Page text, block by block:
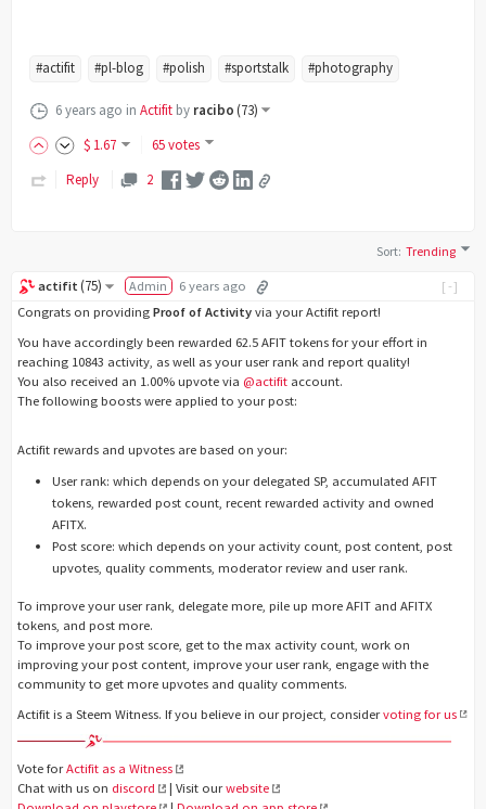
#actifit #pl-blog #polish #sportstalk #photography
6 years ago in Actifit by racibo(73)
$ 1.67
65 votes
Reply
2
Sort:Trending
[-]
actifit (75) Admin
6 years ago
Congrats on providing Proof of Activity via your Actifit report!
You have accordingly been rewarded 62.5 AFIT tokens for your effort in
reaching 10843 activity, as well as your user rank and report quality!
You also received an 1.00% upvote via @actifit account.
The following boosts were applied to your post:
Actifit rewards and upvotes are based on your:
User rank: which depends on your delegated SP, accumulated AFIT
tokens, rewarded post count, recent rewarded activity and owned
AFITX.
Post score: which depends on your activity count, post content, post
upvotes, quality comments, moderator review and user rank.
To improve your user rank, delegate more, pile up more AFIT and AFITX
tokens, and post more.
To improve your post score, get to the max activity count, work on
improving your post content, improve your user rank, engage with the
community to get more upvotes and quality comments.
Actifit is a Steem Witness. If you believe in our project, considervoting for us
Vote forActifit as a Witness
Chat with us on discord | Visit ourwebsite